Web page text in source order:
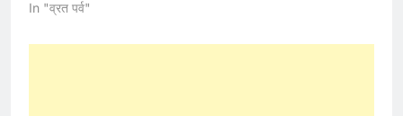
In "व्रत पर्व"